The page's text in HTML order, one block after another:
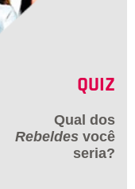
QUIZ
Qual dos
Rebeldes você
seria?